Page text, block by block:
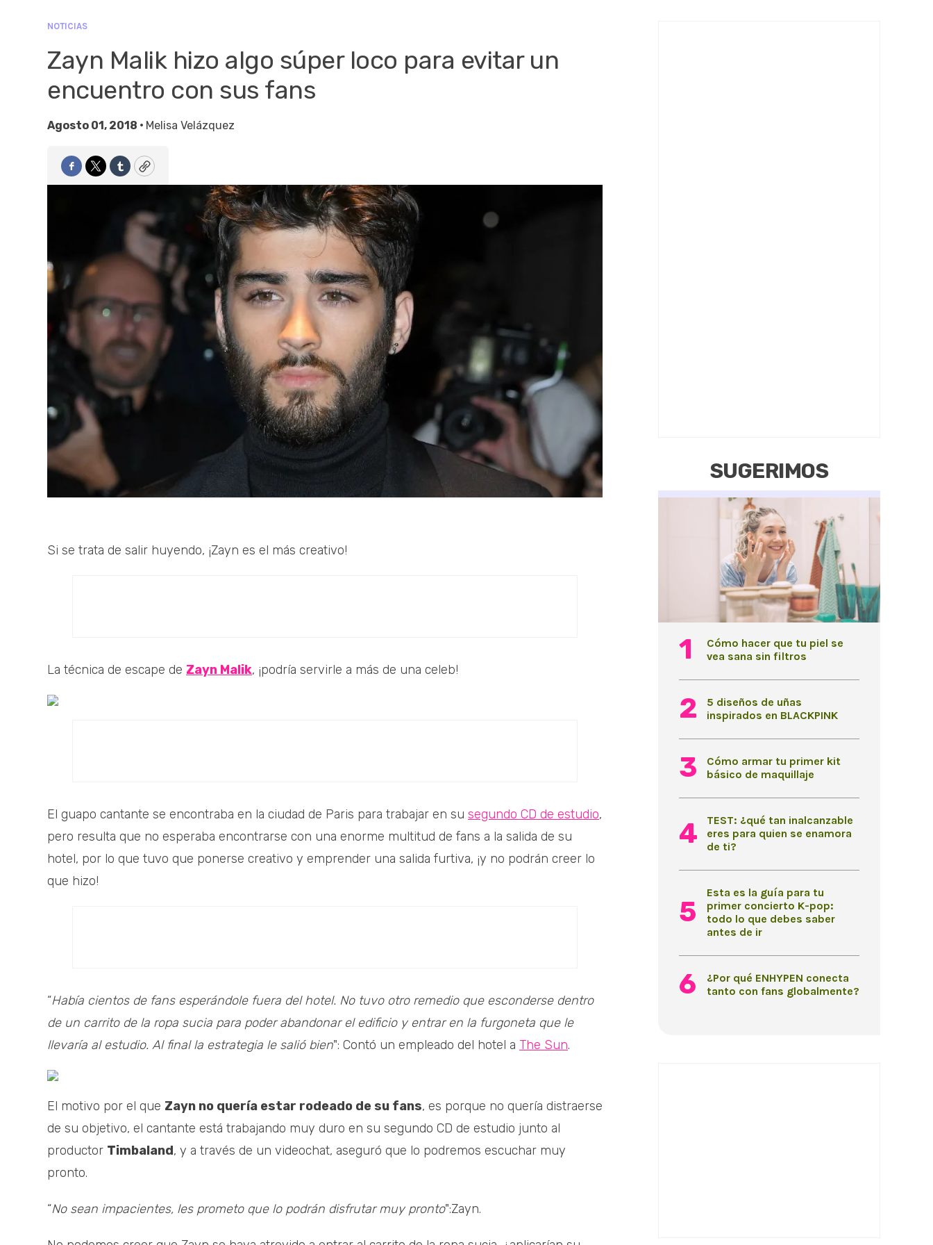
NOTICIAS
Zayn Malik hizo algo súper loco para evitar un
encuentro con sus fans
Agosto 01, 2018 • Melisa Velázquez
Facebook
TwitterTumblrCopy
Si se trata de salir huyendo, ¡Zayn es el más creativo!
La técnica de escape de Zayn Malik, ¡podría servirle a más de una celeb!
El guapo cantante se encontraba en la ciudad de Paris para trabajar en su segundo CD de estudio,
pero resulta que no esperaba encontrarse con una enorme multitud de fans a la salida de su
hotel, por lo que tuvo que ponerse creativo y emprender una salida furtiva, ¡y no podrán creer lo
que hizo!
“Había cientos de fans esperándole fuera del hotel. No tuvo otro remedio que esconderse dentro
de un carrito de la ropa sucia para poder abandonar el edificio y entrar en la furgoneta que le
llevaría al estudio. Al final la estrategia le salió bien": Contó un empleado del hotel a The Sun.
El motivo por el que Zayn no quería estar rodeado de su fans, es porque no quería distraerse
de su objetivo, el cantante está trabajando muy duro en su segundo CD de estudio junto al
productor Timbaland, y a través de un videochat, aseguró que lo podremos escuchar muy
pronto.
“No sean impacientes, les prometo que lo podrán disfrutar muy pronto":Zayn.
SUGERIMOS
Cómo hacer que tu piel se
vea sana sin filtros
5 diseños de uñas
inspirados en BLACKPINK
Cómo armar tu primer kit
básico de maquillaje
TEST: ¿qué tan inalcanzable
eres para quien se enamora
de ti?
Esta es la guía para tu
primer concierto K-pop:
todo lo que debes saber
antes de ir
¿Por qué ENHYPEN conecta
tanto con fans globalmente?